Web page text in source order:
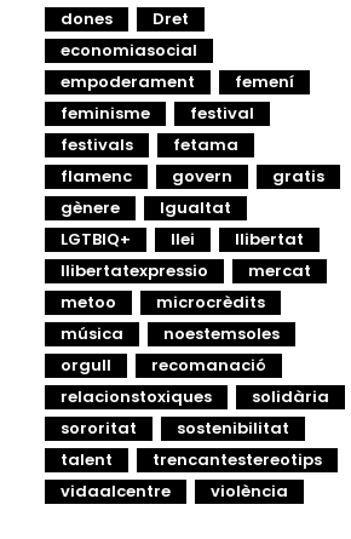
dones
Dret
economiasocial
empoderament
femení
feminisme
festival
festivals
fetama
flamenc
govern
gratis
gènere
Igualtat
LGTBIQ+
llei
llibertat
llibertatexpressio
mercat
metoo
microcrèdits
música
noestemsoles
orgull
recomanació
relacionstoxiques
solidària
sororitat
sostenibilitat
talent
trencantestereotips
vidaalcentre
violència